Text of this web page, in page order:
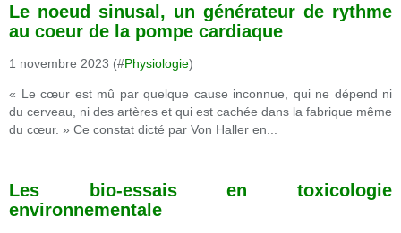
Le noeud sinusal, un générateur de rythme
au coeur de la pompe cardiaque
1 novembre 2023 (#Physiologie)
« Le cœur est mû par quelque cause inconnue, qui ne dépend ni
du cerveau, ni des artères et qui est cachée dans la fabrique même
du cœur. » Ce constat dicté par Von Haller en...
Les bio-essais en toxicologie
environnementale